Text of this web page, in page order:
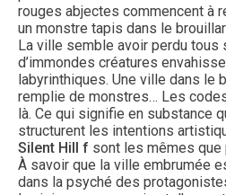
rouges abjectes commencent à
un monstre tapis dans le
La ville semble avoir perdu tous
d’immondes créatures
labyrinthiques. Une ville dans le
remplie de monstres… Les
là. Ce qui signifie en substance
structurent les intentions
Silent Hill f sont les mêmes
À savoir que la ville embrumée
dans la psyché des